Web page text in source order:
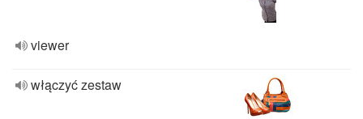
viewer
włączyć zestaw